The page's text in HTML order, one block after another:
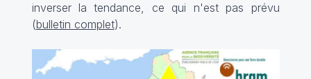
inverser la tendance, ce qui n'est pas prévu
(bulletin complet).